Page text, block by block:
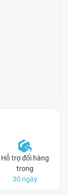
Hỗ trợ đổi hàng
trong
30 ngày